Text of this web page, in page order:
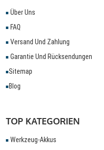
Über Uns
FAQ
Versand Und Zahlung
Garantie Und Rücksendungen
Sitemap
Blog
TOP KATEGORIEN
Werkzeug-Akkus